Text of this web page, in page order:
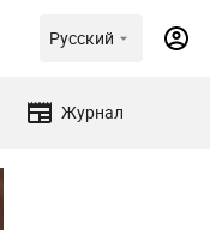
Русский
Журнал